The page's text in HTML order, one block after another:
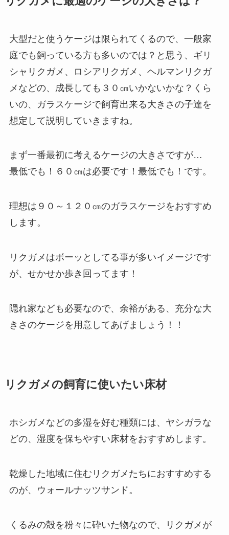
大型だと使うケージは限られてくるので、一般家
庭でも飼っている方も多いのでは？と思う、ギリ
シャリクガメ、ロシアリクガメ、ヘルマンリクガ
メなどの、成長しても３０㎝いかないかな？くら
いの、ガラスケージで飼育出来る大きさの子達を
想定して説明していきますね。
まず一番最初に考えるケージの大きさですが…
最低でも！６０㎝は必要です！最低でも！です。
理想は９０～１２０㎝のガラスケージをおすすめ
します。
リクガメはボーッとしてる事が多いイメージです
が、せかせか歩き回ってます！
隠れ家なども必要なので、余裕がある、充分な大
きさのケージを用意してあげましょう！！
リクガメの飼育に使いたい床材
ホシガメなどの多湿を好む種類には、ヤシガラな
どの、湿度を保ちやすい床材をおすすめします。
乾燥した地域に住むリクガメたちにおすすめする
のが、ウォールナッツサンド。
くるみの殻を粉々に砕いた物なので、リクガメが